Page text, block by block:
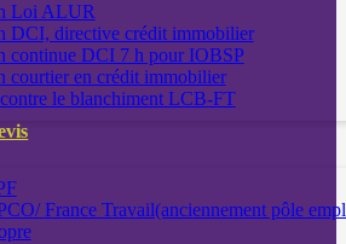
Loi ALUR
DCI, directive crédit immobilier
continue DCI 7 h pour IOBSP
courtier en crédit immobilier
le blanchiment LCB-FT
France Travail(anciennement pôle